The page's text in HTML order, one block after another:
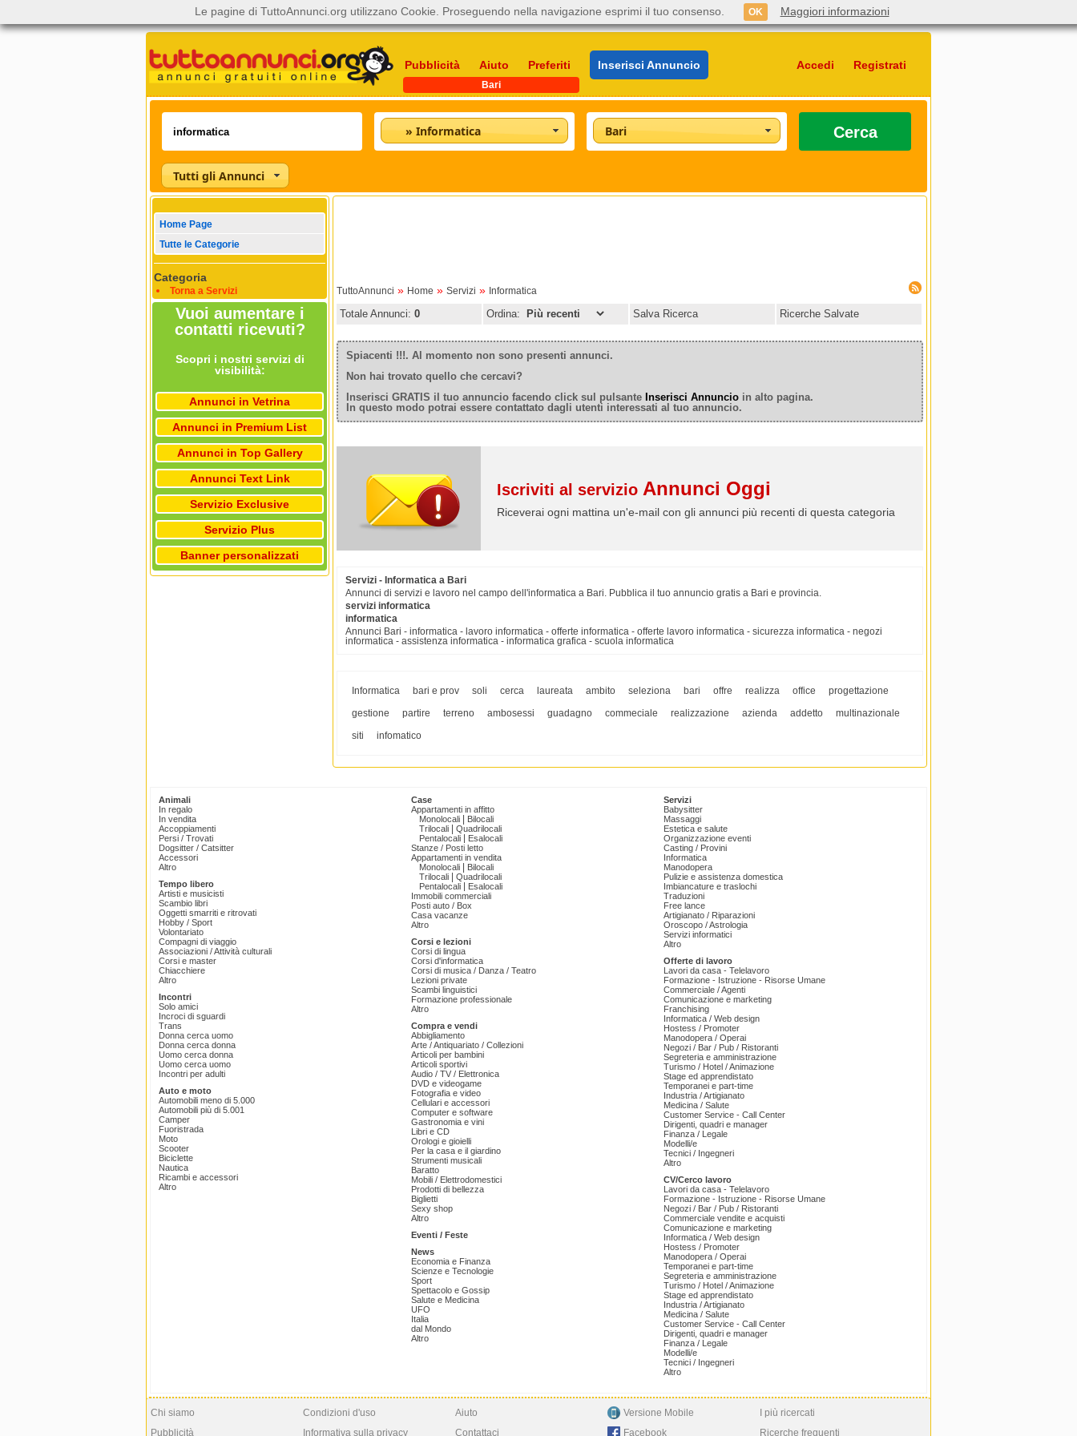
Pubblicità Aiuto Preferiti Inserisci Annuncio Accedi Registrati
Bari
» Informatica Bari Cerca
Tutti gli Annunci
Home Page
Tutte le Categorie
Categoria
Torna a Servizi
Vuoi aumentare i
contatti ricevuti?
Scopri i nostri servizi di
visibilità:
Annunci in Vetrina
Annunci in Premium List
Annunci in Top Gallery
Annunci Text Link
Servizio Exclusive
Servizio Plus
Banner personalizzati
TuttoAnnunci » Home » Servizi » Informatica
Totale Annunci: 0 Ordina: Salva Ricerca Ricerche Salvate
Spiacenti !!!. Al momento non sono presenti annunci.
Non hai trovato quello che cercavi?
Inserisci GRATIS il tuo annuncio facendo click sul pulsante Inserisci Annuncio in alto pagina.
In questo modo potrai essere contattato dagli utenti interessati al tuo annuncio.
Iscriviti al servizio Annunci Oggi
Riceverai ogni mattina un'e-mail con gli annunci più recenti di questa categoria
Servizi - Informatica a Bari
Annunci di servizi e lavoro nel campo dell'informatica a Bari. Pubblica il tuo annuncio gratis a Bari e provincia.
servizi informatica
informatica
Annunci Bari - informatica - lavoro informatica - offerte informatica - offerte lavoro informatica - sicurezza informatica - negozi
informatica - assistenza informatica - informatica grafica - scuola informatica
Informatica bari e prov soli cerca laureata ambito seleziona bari offre realizza office
progettazione
gestione
partire terreno ambosessi guadagno commeciale realizzazione azienda addetto
multinazionale
siti
infomatico
Animali
In regalo
In vendita
Accoppiamenti
Persi / Trovati
Dogsitter / Catsitter
Accessori
Altro
Tempo libero
Artisti e musicisti
Scambio libri
Oggetti smarriti e ritrovati
Hobby / Sport
Volontariato
Compagni di viaggio
Associazioni / Attività culturali
Corsi e master
Chiacchiere
Altro
Incontri
Solo amici
Incroci di sguardi
Trans
Donna cerca uomo
Donna cerca donna
Uomo cerca donna
Uomo cerca uomo
Incontri per adulti
Auto e moto
Automobili meno di 5.000
Automobili più di 5.001
Camper
Fuoristrada
Moto
Scooter
Biciclette
Nautica
Ricambi e accessori
Altro
Case
Appartamenti in affitto
Monolocali
Bilocali
Trilocali
Quadrilocali
Pentalocali
Esalocali
Stanze / Posti letto
Appartamenti in vendita
Monolocali
Bilocali
Trilocali
Quadrilocali
Pentalocali
Esalocali
Immobili commerciali
Posti auto / Box
Casa vacanze
Altro
Corsi e lezioni
Corsi di lingua
Corsi d'informatica
Corsi di musica / Danza / Teatro
Lezioni private
Scambi linguistici
Formazione professionale
Altro
Compra e vendi
Abbigliamento
Arte / Antiquariato / Collezioni
Articoli per bambini
Articoli sportivi
Audio / TV / Elettronica
DVD e videogame
Fotografia e video
Cellulari e accessori
Computer e software
Gastronomia e vini
Libri e CD
Orologi e gioielli
Per la casa e il giardino
Strumenti musicali
Baratto
Mobili / Elettrodomestici
Prodotti di bellezza
Biglietti
Sexy shop
Altro
Eventi / Feste
News
Economia e Finanza
Scienze e Tecnologie
Sport
Spettacolo e Gossip
Salute e Medicina
UFO
Italia
dal Mondo
Altro
Servizi
Babysitter
Massaggi
Estetica e salute
Organizzazione eventi
Casting / Provini
Informatica
Manodopera
Pulizie e assistenza domestica
Imbiancature e traslochi
Traduzioni
Free lance
Artigianato / Riparazioni
Oroscopo / Astrologia
Servizi informatici
Altro
Offerte di lavoro
Lavori da casa - Telelavoro
Formazione - Istruzione - Risorse Umane
Commerciale / Agenti
Comunicazione e marketing
Franchising
Informatica / Web design
Hostess / Promoter
Manodopera / Operai
Negozi / Bar / Pub / Ristoranti
Segreteria e amministrazione
Turismo / Hotel / Animazione
Stage ed apprendistato
Temporanei e part-time
Industria / Artigianato
Medicina / Salute
Customer Service - Call Center
Dirigenti, quadri e manager
Finanza / Legale
Modelli/e
Tecnici / Ingegneri
Altro
CV/Cerco lavoro
Lavori da casa - Telelavoro
Formazione - Istruzione - Risorse Umane
Negozi / Bar / Pub / Ristoranti
Commerciale vendite e acquisti
Comunicazione e marketing
Informatica / Web design
Hostess / Promoter
Manodopera / Operai
Temporanei e part-time
Segreteria e amministrazione
Turismo / Hotel / Animazione
Stage ed apprendistato
Industria / Artigianato
Medicina / Salute
Customer Service - Call Center
Dirigenti, quadri e manager
Finanza / Legale
Modelli/e
Tecnici / Ingegneri
Altro
Chi siamo
Pubblicità
Condizioni d'uso
Informativa sulla privacy
Aiuto
Contattaci
Versione Mobile
Facebook
I più ricercati
Ricerche frequenti
Le pagine di TuttoAnnunci.org utilizzano Cookie. Proseguendo nella navigazione esprimi il tuo consenso. OK Maggiori informazioni